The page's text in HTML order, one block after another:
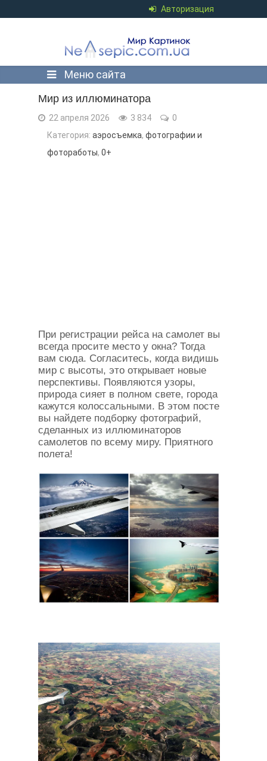
Авторизация
Меню сайта
Мир из иллюминатора
22 апреля 2026 3 834
0
Категория: аэросъемка, фотографии и
фотоработы, 0+
При регистрации рейса на самолет вы
всегда просите место у окна? Тогда
вам сюда. Согласитесь, когда видишь
мир с высоты, это открывает новые
перспективы. Появляются узоры,
природа сияет в полном свете, города
кажутся колоссальными. В этом посте
вы найдете подборку фотографий,
сделанных из иллюминаторов
самолетов по всему миру. Приятного
полета!